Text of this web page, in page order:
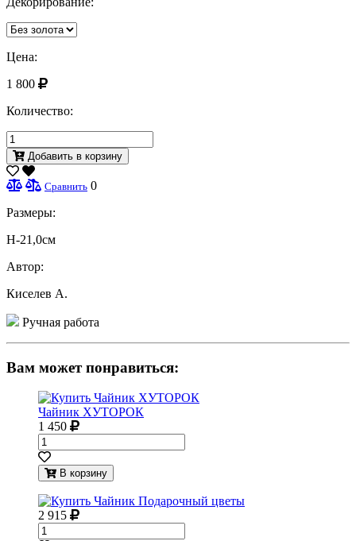
Цена:
1 800
Количество:
Добавить в корзину
Сравнить 0
Размеры:
H-21,0см
Автор:
Киселев А.
Ручная работа
Вам может понравиться:
Чайник ХУТОРОК
1 450
В корзину
2 915